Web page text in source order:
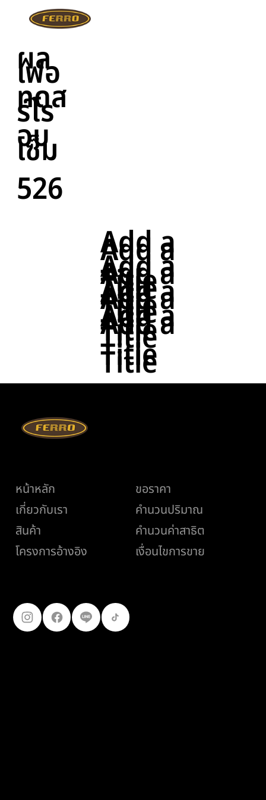
ผล
ทดส
อบ
เฟอ
ร์โร
เซ็ม
526
Add a
Title
Add a
Title
Add a
Title
Add a
Title
Add a
Title
Add a
Title
Add a
Title
Add a
Title
หน้าหลัก
เกี่ยวกับเรา
สินค้า
โครงการอ้างอิง
ขอราคา
คำนวนปริมาณ
คำนวนค่าสาธิต
เงื่อนไขการขาย